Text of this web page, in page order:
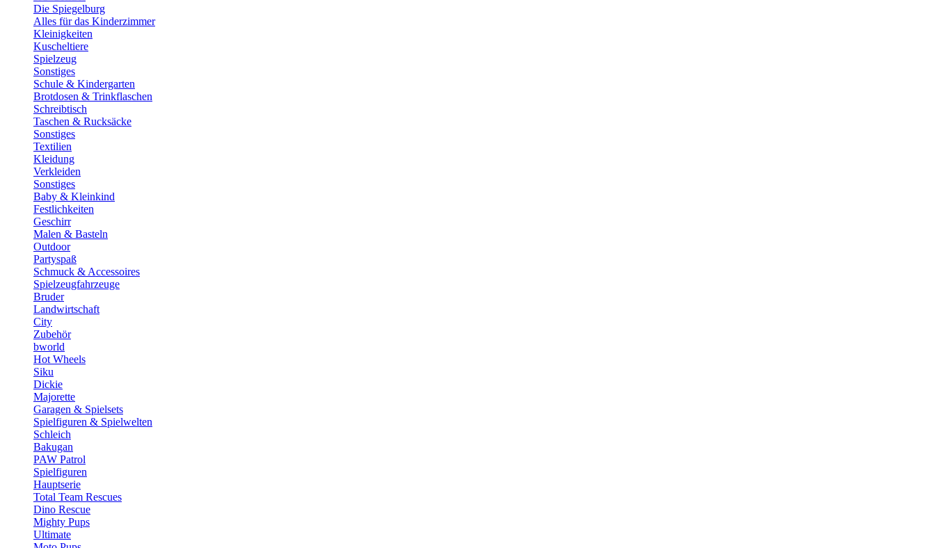
Die Spiegelburg
Alles für das Kinderzimmer
Kleinigkeiten
Kuscheltiere
Spielzeug
Sonstiges
Schule & Kindergarten
Brotdosen & Trinkflaschen
Schreibtisch
Taschen & Rucksäcke
Sonstiges
Textilien
Kleidung
Verkleiden
Sonstiges
Baby & Kleinkind
Festlichkeiten
Geschirr
Malen & Basteln
Outdoor
Partyspaß
Schmuck & Accessoires
Spielzeugfahrzeuge
Bruder
Landwirtschaft
City
Zubehör
bworld
Hot Wheels
Siku
Dickie
Majorette
Garagen & Spielsets
Spielfiguren & Spielwelten
Schleich
Bakugan
PAW Patrol
Spielfiguren
Hauptserie
Total Team Rescues
Dino Rescue
Mighty Pups
Ultimate